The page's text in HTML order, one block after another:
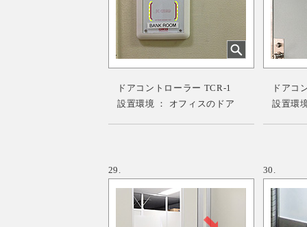
ドアコントローラー TCR-1
設置環境 ： オフィスのドア
ドアコ
設置環
29. 30.